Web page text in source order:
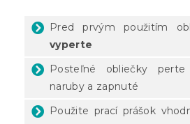
Pred prvým použitím
vyperte
Posteľné obliečky
naruby a zapnuté
Použite prací prášok